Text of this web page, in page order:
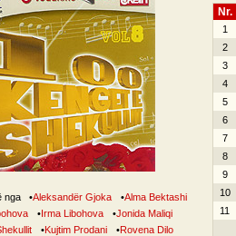
nga •Aleksandër Gjoka •Alma Bektashi
•Irma Libohova •Jonida Maliqi
•Kujtim Prodani •Rovena Dilo
Nr.
1
2
3
4
5
6
7
8
9
10
11